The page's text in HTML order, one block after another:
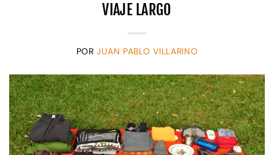
VIAJE LARGO
PORJUAN PABLO VILLARINO